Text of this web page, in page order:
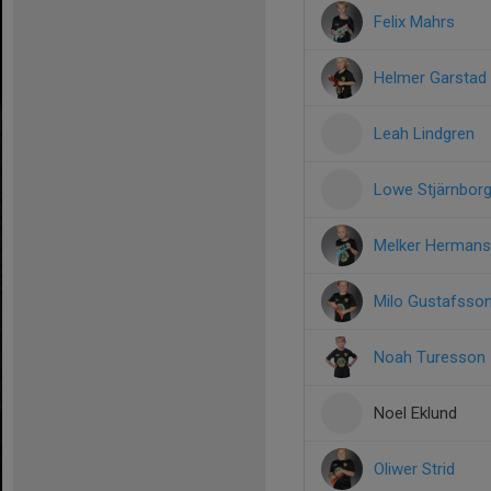
Felix Mahrs
Helmer Garstad
Leah Lindgren
Lowe Stjärnborg
Melker
Milo Gustafsson
Noah Turesson
Noel Eklund
Oliwer Strid